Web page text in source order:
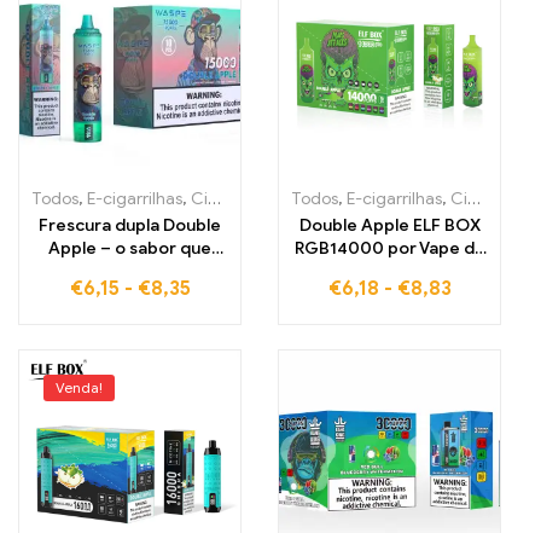
Todos, E-cigarrilhas, Cigarros eletrónicos descartáveis Bélgica
Frescura dupla Double
Apple – o sabor que
inesquecível
€6,15 - €8,35
Todos, E-cigarrilhas, Cigarros eletrónicos descartáveis Estónia
Double Apple ELF BOX
RGB14000 por Vape de
impostos para duplo
€6,18 - €8,83
Venda!